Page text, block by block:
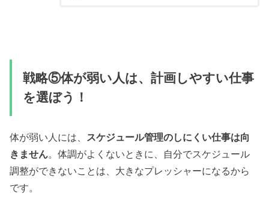
戦略⑤体が弱い人は、計画しやすい仕事
を選ぼう！
体が弱い人には、 スケジュール管理のしにくい仕事は向
きません。体調がよくないときに、自分でスケジュール
調整ができないことは、大きなプレッシャーになるから
です。